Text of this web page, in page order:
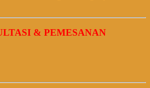
& PEMESANAN